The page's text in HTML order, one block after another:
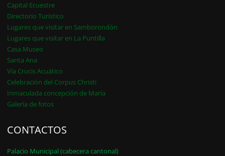
Capital Ecuestre
Directorio Turístico
Lugares que visitar en Samborondón
Lugares que visitar en La Puntilla
Casa Museo
Santa Ana
Vía Crucis Acuático
Celebración del Corpus Christi
Inmaculada concepción de María
Galería de fotos
CONTACTOS
Palacio Municipal (cabecera cantonal)